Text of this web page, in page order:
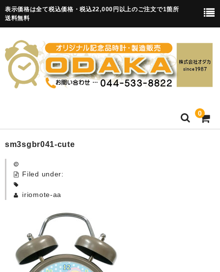
表示価格は全て税込価格・税込22,000円以上のご注文で1箇所
送料無料
0
HOME
卒園記念品
カード付フォトフレームクロック(集合)
目覚まし時計(集合＋個別)
メロディ時計(集合)
sm3sgbr041-cute
Filed under:
iriomote-aa